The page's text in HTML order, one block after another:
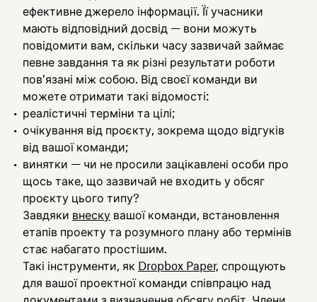
ефективне джерело інформації. Її учасники
мають відповідний досвід — вони можуть
повідомити вам, скільки часу зазвичай займає
певне завдання та як різні результати роботи
пов’язані між собою. Від своєї команди ви
можете отримати такі відомості:
реалістичні терміни та цілі;
очікування від проєкту, зокрема щодо відгуків
від вашої команди;
винятки — чи не просили зацікавлені особи про
щось таке, що зазвичай не входить у обсяг
проєкту цього типу?
Завдяки внеску вашої команди, встановлення
етапів проекту та розумного плану або термінів
стає набагато простішим.
Такі інструменти, як Dropbox Paper, спрощують
для вашої проектної команди співпрацю над